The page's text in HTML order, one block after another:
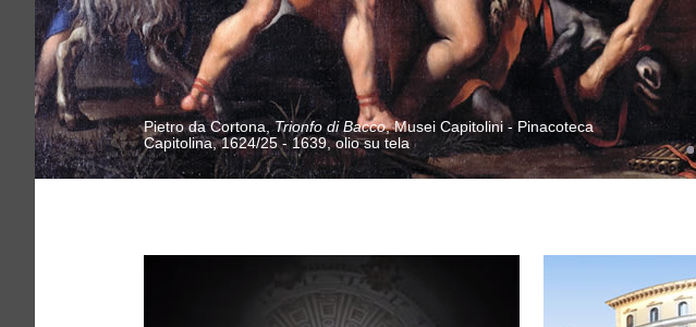
Pietro da Cortona,Trionfo di Bacco, Musei Capitolini - Pinacoteca
Capitolina, 1624/25 - 1639, olio su tela